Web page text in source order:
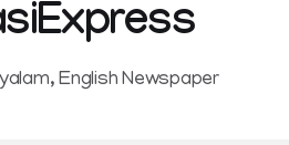
English Newspaper